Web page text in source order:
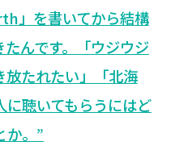
」を書いてから結構
んです。「ウジウジ
放たれたい」「北海
聴いてもらうにはど
か。”